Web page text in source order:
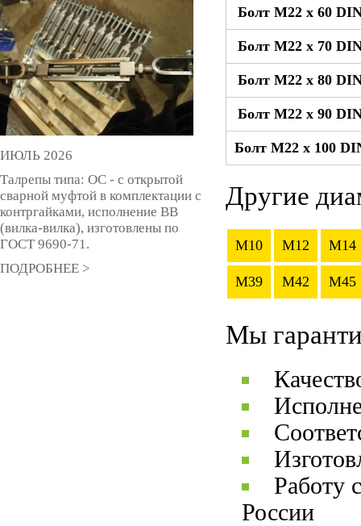
Болт М22 x 60
Болт М22 x 70
Болт М22 x 80
Болт М22 x 90
Болт М22 x 100
Другие
M10 M12 M14
M39 M42 M45
Мы
Работу
России
ИЮЛЬ 2026
Талрепы типа: ОС - с открытой
сварной муфтой в комплектации с
контргайками, исполнение ВВ
(вилка-вилка), изготовлены по
ГОСТ 9690-71.
ПОДРОБНЕЕ >